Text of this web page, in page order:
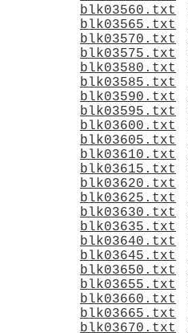
blk03560.txt
blk03565.txt
blk03570.txt
blk03575.txt
blk03580.txt
blk03585.txt
blk03590.txt
blk03595.txt
blk03600.txt
blk03605.txt
blk03610.txt
blk03615.txt
blk03620.txt
blk03625.txt
blk03630.txt
blk03635.txt
blk03640.txt
blk03645.txt
blk03650.txt
blk03655.txt
blk03660.txt
blk03665.txt
blk03670.txt